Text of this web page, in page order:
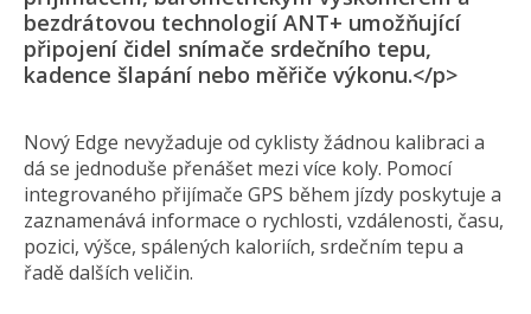
bezdrátovou technologií ANT+ umožňující
připojení čidel snímače srdečního tepu,
kadence šlapání nebo měřiče výkonu.</p>
Nový Edge nevyžaduje od cyklisty žádnou kalibraci a
dá se jednoduše přenášet mezi více koly. Pomocí
integrovaného přijímače GPS během jízdy poskytuje a
zaznamenává informace o rychlosti, vzdálenosti, času,
pozici, výšce, spálených kaloriích, srdečním tepu a
řadě dalších veličin.